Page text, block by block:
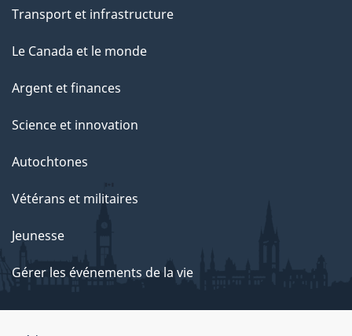
Transport et infrastructure
Le Canada et le monde
Argent et finances
Science et innovation
Autochtones
Vétérans et militaires
Jeunesse
Gérer les événements de la vie